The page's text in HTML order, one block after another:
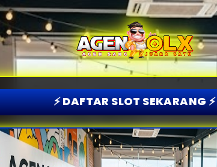
⚡️ DAFTAR SLOT SEKARANG ⚡